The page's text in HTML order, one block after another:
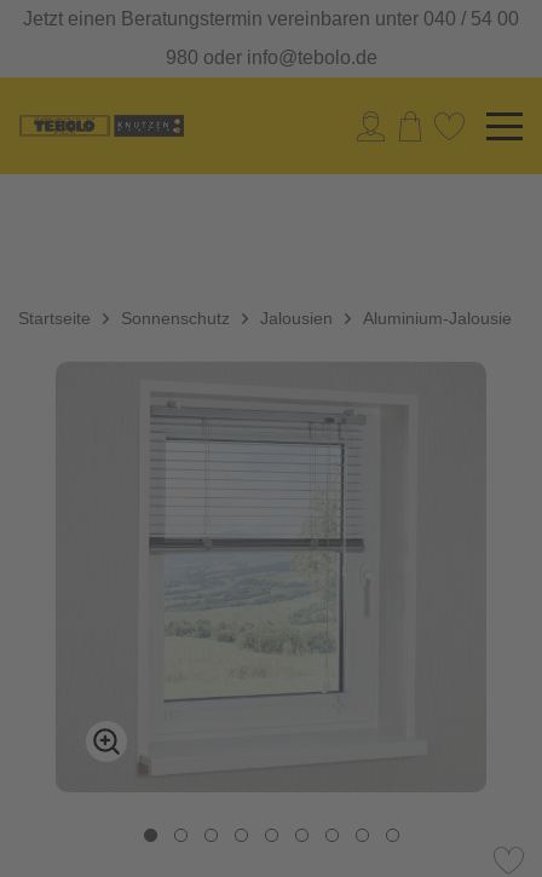
Jetzt einen Beratungstermin vereinbaren unter 040 / 54 00
980 oder info@tebolo.de
Startseite Sonnenschutz Jalousien Aluminium-Jalousie